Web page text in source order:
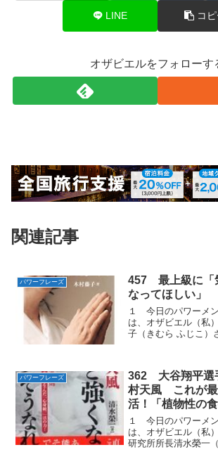
LINE コ
オザビエルをフォローす
関連記事
パワーフレーズ
457 最上級に「
なってほしい」
１ 今日のパワーメ
は、オザビエル（私
子（きむら ふじこ）
ます。２ 間違って
づかず」親から子、
パワーフレーズ
362 大谷翔平選
村天風 これが最
活！「植物性の
物性のものを３
１ 今日のパワーメ
は、オザビエル（私
研究所所長清水榮一